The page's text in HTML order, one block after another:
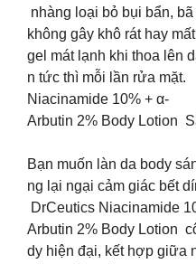
nhàng loại bỏ bụi bẩn,
không gây khô rát hay
gel mát lạnh khi thoa lên
n tức thì mỗi lần rửa mặt.
Niacinamide 10% + α-
Arbutin 2% Body Lotion
Bạn muốn làn da body
ng lại ngại cảm giác bết
DrCeutics Niacinamide
Arbutin 2% Body Lotion
dy hiện đại, kết hợp giữa